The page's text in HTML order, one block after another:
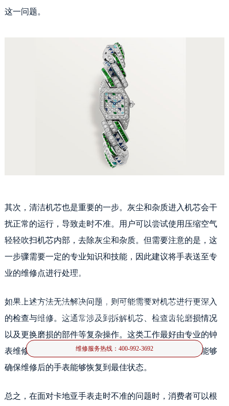
卡地亚走时不准怎么修复
卡地亚手表作为高级腕表品牌，其走时准确度是衡量手表品质的重要标准之一。
然而，即便是高端品牌的手表也可能出现走时不准的情况
维修服务热线： 400-992-3692
这一问题。
其次，清洁机芯也是重要的一步。灰尘和杂质进入机芯会干
扰正常的运行，导致走时不准。用户可以尝试使用压缩空气
轻轻吹扫机芯内部，去除灰尘和杂质。但需要注意的是，这
一步骤需要一定的专业知识和技能，因此建议将手表送至专
业的维修点进行处理。
如果上述方法无法解决问题，则可能需要对机芯进行更深入
的检查与维修。这通常涉及到拆解机芯、检查齿轮磨损情况
以及更换磨损的部件等复杂操作。这类工作最好由专业的钟
表维修师傅来进行，他们具备丰富的经验和专业知识，能够
确保维修后的手表能够恢复到最佳状态。
总之，在面对卡地亚手表走时不准的问题时，消费者可以根